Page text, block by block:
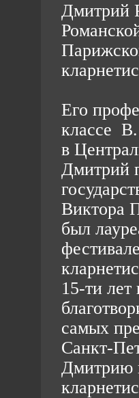
Дмитрий
Его
классе В.
в
Дмитрий
Виктора
был
15-ти
самых
Санкт-
Дмитрию